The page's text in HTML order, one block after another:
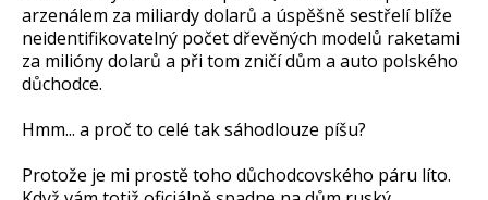
arzenálem za miliardy dolarů a úspěšně sestřelí blíže
neidentifikovatelný počet dřevěných modelů raketami
za milióny dolarů a při tom zničí dům a auto polského
důchodce.
Hmm... a proč to celé tak sáhodlouze píšu?
Protože je mi prostě toho důchodcovského páru líto.